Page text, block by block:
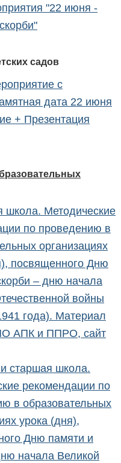
"22 июня -
садов
с
дата 22 июня
+ Презентация
школа. Методические
по проведению в
организациях
посвященного Дню
– дню начала
войны
года). Материал
АПК и ППРО, сайт
старшая школа.
рекомендации по
в образовательных
урока (дня),
Дню памяти и
начала Великой